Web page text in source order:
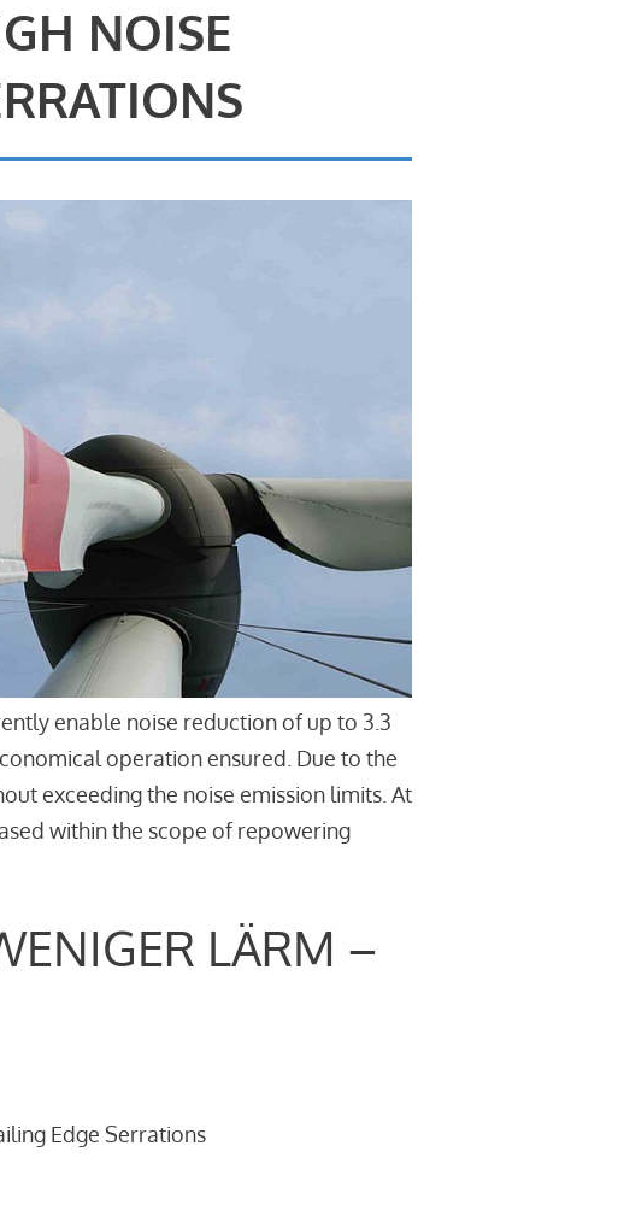
NOISE
enable noise reduction of up to 3.3
operation ensured. Due to the
exceeding the noise emission limits. At
within the scope of repowering
LÄRM –
Edge Serrations